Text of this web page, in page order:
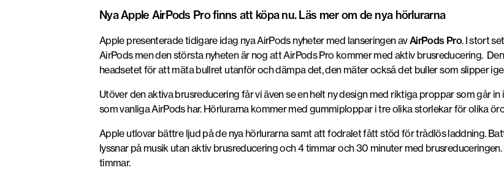
Nya Apple AirPods Pro finns att köpa nu. Läs mer om de nya hörlurarna
Apple presenterade tidigare idag nya AirPods nyheter med lanseringen avAirPods Pro. I stort
AirPods men den största nyheten är nog att AirPods Pro kommer med aktiv brusreducering.
headsetet för att mäta bullret utanför och dämpa det, den mäter också det buller som slipper
Utöver den aktiva brusreducering får vi även se en helt ny design med riktiga proppar som går
som vanliga AirPods har. Hörlurarna kommer med gummiploppar i tre olika storlekar för olika
Apple utlovar bättre ljud på de nya hörlurarna samt att fodralet fått stöd för trådlös laddning.
lyssnar på musik utan aktiv brusreducering och 4 timmar och 30 minuter med
timmar.